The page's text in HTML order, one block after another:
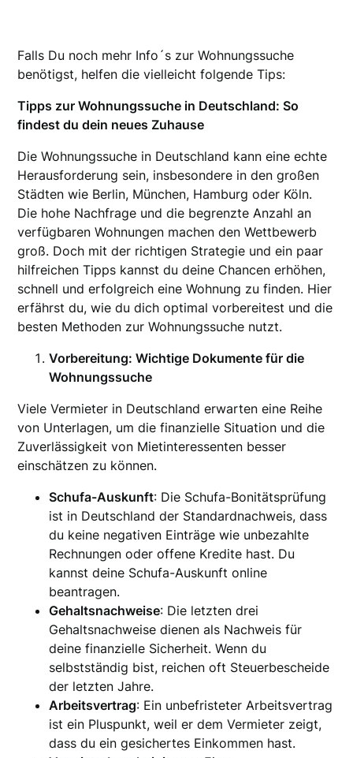
Falls Du noch mehr Info´s zur Wohnungssuche
benötigst, helfen die vielleicht folgende Tips:
Tipps zur Wohnungssuche in Deutschland: So
findest du dein neues Zuhause
Die Wohnungssuche in Deutschland kann eine echte
Herausforderung sein, insbesondere in den großen
Städten wie Berlin, München, Hamburg oder Köln.
Die hohe Nachfrage und die begrenzte Anzahl an
verfügbaren Wohnungen machen den Wettbewerb
groß. Doch mit der richtigen Strategie und ein paar
hilfreichen Tipps kannst du deine Chancen erhöhen,
schnell und erfolgreich eine Wohnung zu finden. Hier
erfährst du, wie du dich optimal vorbereitest und die
besten Methoden zur Wohnungssuche nutzt.
Vorbereitung: Wichtige Dokumente für die
Wohnungssuche
Viele Vermieter in Deutschland erwarten eine Reihe
von Unterlagen, um die finanzielle Situation und die
Zuverlässigkeit von Mietinteressenten besser
einschätzen zu können.
Schufa-Auskunft: Die Schufa-Bonitätsprüfung
ist in Deutschland der Standardnachweis, dass
du keine negativen Einträge wie unbezahlte
Rechnungen oder offene Kredite hast. Du
kannst deine Schufa-Auskunft online
beantragen.
Gehaltsnachweise: Die letzten drei
Gehaltsnachweise dienen als Nachweis für
deine finanzielle Sicherheit. Wenn du
selbstständig bist, reichen oft Steuerbescheide
der letzten Jahre.
Arbeitsvertrag: Ein unbefristeter Arbeitsvertrag
ist ein Pluspunkt, weil er dem Vermieter zeigt,
dass du ein gesichertes Einkommen hast.